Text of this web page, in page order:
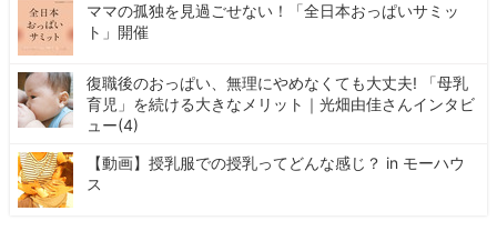
ママの孤独を見過ごせない！「全日本おっぱいサミッ
ト」開催
復職後のおっぱい、無理にやめなくても大丈夫! 「母乳
育児」を続ける大きなメリット｜光畑由佳さんインタビ
ュー(4)
【動画】授乳服での授乳ってどんな感じ？ in モーハウ
ス